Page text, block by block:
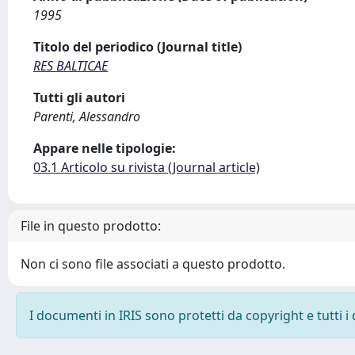
1995
Titolo del periodico (Journal title)
RES BALTICAE
Tutti gli autori
Parenti, Alessandro
Appare nelle tipologie:
03.1 Articolo su rivista (Journal article)
File in questo prodotto:
Non ci sono file associati a questo prodotto.
I documenti in IRIS sono protetti da copyright e tutti